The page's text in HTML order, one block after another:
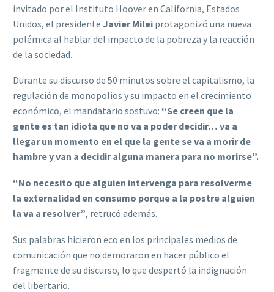
invitado por el Instituto Hoover en California, Estados
Unidos, el presidente Javier Milei protagonizó una nueva
polémica al hablar del impacto de la pobreza y la reacción
de la sociedad.
Durante su discurso de 50 minutos sobre el capitalismo, la
regulación de monopolios y su impacto en el crecimiento
económico, el mandatario sostuvo: “Se creen que la
gente es tan idiota que no va a poder decidir… va a
llegar un momento en el que la gente se va a morir de
hambre y van a decidir alguna manera para no morirse”.
“No necesito que alguien intervenga para resolverme
la externalidad en consumo porque a la postre alguien
la va a resolver”, retrucó además.
Sus palabras hicieron eco en los principales medios de
comunicación que no demoraron en hacer público el
fragmente de su discurso, lo que despertó la indignación
del libertario.